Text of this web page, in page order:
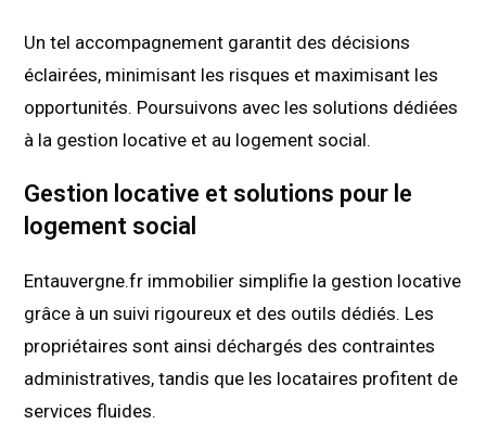
Un tel accompagnement garantit des décisions
éclairées, minimisant les risques et maximisant les
opportunités. Poursuivons avec les solutions dédiées
à la gestion locative et au logement social.
Gestion locative et solutions pour le
logement social
Entauvergne.fr immobilier simplifie la gestion locative
grâce à un suivi rigoureux et des outils dédiés. Les
propriétaires sont ainsi déchargés des contraintes
administratives, tandis que les locataires profitent de
services fluides.